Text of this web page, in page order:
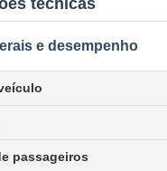
técnicas
e desempenho
passageiros